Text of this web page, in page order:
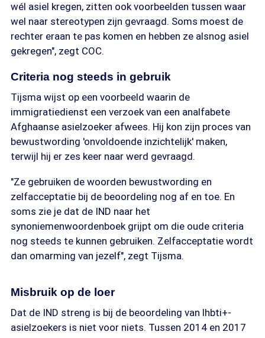
wél asiel kregen, zitten ook voorbeelden tussen waar
wel naar stereotypen zijn gevraagd. Soms moest de
rechter eraan te pas komen en hebben ze alsnog asiel
gekregen", zegt COC.
Criteria nog steeds in gebruik
Tijsma wijst op een voorbeeld waarin de
immigratiedienst een verzoek van een analfabete
Afghaanse asielzoeker afwees. Hij kon zijn proces van
bewustwording 'onvoldoende inzichtelijk' maken,
terwijl hij er zes keer naar werd gevraagd.
"Ze gebruiken de woorden bewustwording en
zelfacceptatie bij de beoordeling nog af en toe. En
soms zie je dat de IND naar het
synoniemenwoordenboek grijpt om die oude criteria
nog steeds te kunnen gebruiken. Zelfacceptatie wordt
dan omarming van jezelf", zegt Tijsma.
Misbruik op de loer
Dat de IND streng is bij de beoordeling van lhbti+-
asielzoekers is niet voor niets. Tussen 2014 en 2017